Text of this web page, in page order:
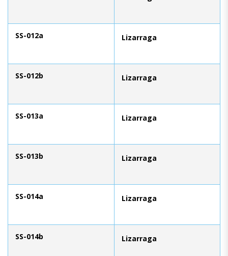
SS-012a Lizarraga
SS-012b Lizarraga
SS-013a Lizarraga
SS-013b Lizarraga
SS-014a Lizarraga
SS-014b Lizarraga